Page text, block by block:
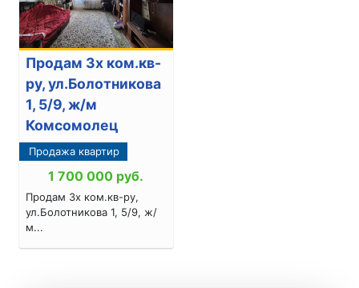
Продам 3х ком.кв-
ру, ул.Болотникова
1, 5/9, ж/м
Комсомолец
Продажа квартир
1 700 000 руб.
Продам 3х ком.кв-ру,
ул.Болотникова 1, 5/9, ж/
м...